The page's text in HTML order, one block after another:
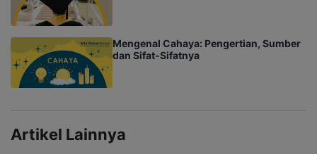
Mengenal Cahaya: Pengertian, Sumber
dan Sifat-Sifatnya
Artikel Lainnya